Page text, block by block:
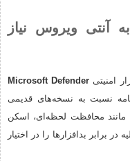
آیا ویندوز 10 و ویندوز 11 به آنتی ویروس نیاز
Microsoft Defender
نسبت به نسخه‌های قدیمی
مانند محافظت لحظه‌ای، اسکن
برابر بدافزارها را در اختیار